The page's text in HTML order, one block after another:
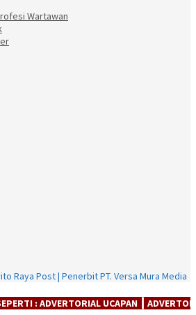
Wartawan
Raya Post | Penerbit PT. Versa Mura Media
UCAPAN ┃ ADVERTORIAL